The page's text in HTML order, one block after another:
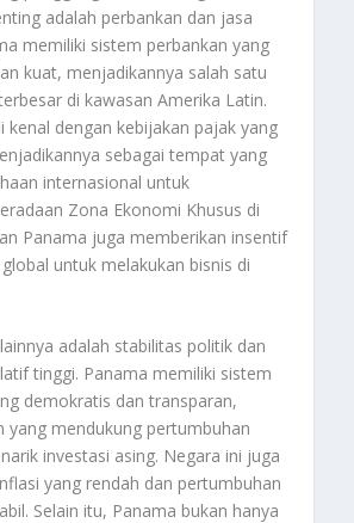
adalah perbankan dan jasa
memiliki sistem perbankan yang
kuat, menjadikannya salah satu
di kawasan Amerika Latin.
kenal dengan kebijakan pajak yang
sebagai tempat yang
internasional untuk
Zona Ekonomi Khusus di
Panama juga memberikan insentif
untuk melakukan bisnis di
adalah stabilitas politik dan
tinggi. Panama memiliki sistem
demokratis dan transparan,
yang mendukung pertumbuhan
investasi asing. Negara ini juga
yang rendah dan pertumbuhan
Selain itu, Panama bukan hanya